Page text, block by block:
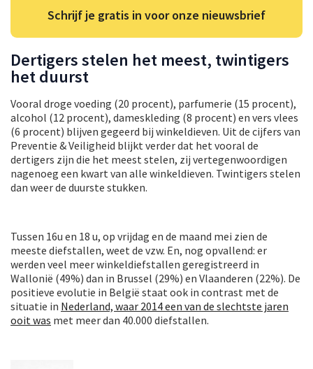
Schrijf je gratis in voor onze nieuwsbrief
Dertigers stelen het meest, twintigers
het duurst
Vooral droge voeding (20 procent), parfumerie (15 procent),
alcohol (12 procent), dameskleding (8 procent) en vers vlees
(6 procent) blijven gegeerd bij winkeldieven. Uit de cijfers van
Preventie & Veiligheid blijkt verder dat het vooral de
dertigers zijn die het meest stelen, zij vertegenwoordigen
nagenoeg een kwart van alle winkeldieven. Twintigers stelen
dan weer de duurste stukken.
Tussen 16u en 18 u, op vrijdag en de maand mei zien de
meeste diefstallen, weet de vzw. En, nog opvallend: er
werden veel meer winkeldiefstallen geregistreerd in
Wallonië (49%) dan in Brussel (29%) en Vlaanderen (22%). De
positieve evolutie in België staat ook in contrast met de
situatie in Nederland, waar 2014 een van de slechtste jaren
ooit was met meer dan 40.000 diefstallen.